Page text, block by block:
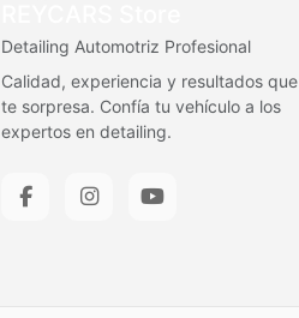
Detailing Automotriz Profesional
Calidad, experiencia y resultados que
te sorpresa. Confía tu vehículo a los
expertos en detailing.